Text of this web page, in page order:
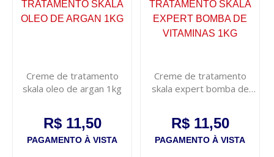
Creme de tratamento
skala oleo de argan 1kg
R$ 11,50
PAGAMENTO À VISTA
Creme de tratamento
skala expert bomba de
R$ 11,50
PAGAMENTO À VISTA